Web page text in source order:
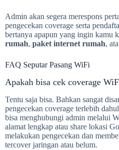
Admin akan segera merespons
pengecekan coverage serta
bertanya apapun yang ingin kamu
rumah, paket internet rumah,
FAQ Seputar Pasang WiFi
Apakah bisa cek coverage
Tentu saja bisa. Bahkan sangat
pengecekan coverage terlebih
bisa menghubungi admin melalui
alamat lengkap atau share lokasi
melakukan pengecekan dan
tercover jaringan atau belum.